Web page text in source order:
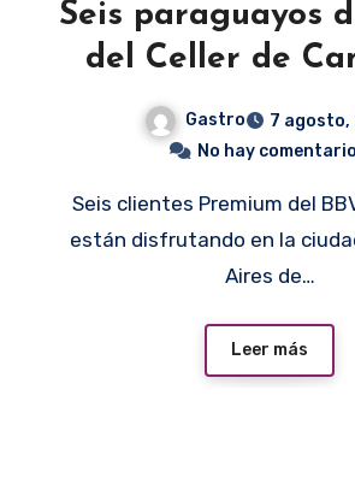
Seis paraguayos
del Celler de
Gastro
7 agosto,
No hay
Seis clientes Premium del BBVA Paraguay
están disfrutando en la
Aires de…
Leer más